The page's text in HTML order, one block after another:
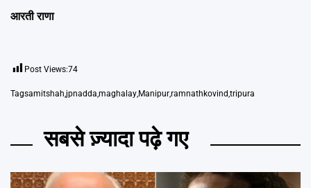
आरती राणा
Post Views:74
Tagsamitshah,jpnadda,maghalay,Manipur,ramnathkovind,tripura
सबसे ज़्यादा पढ़े गए